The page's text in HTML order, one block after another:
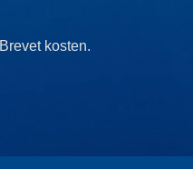
kosten.